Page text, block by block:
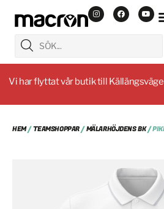
Vi har flyttat vår butik till
HEM/TEAMSHOPPAR/MÄLARHÖJDENS BK/